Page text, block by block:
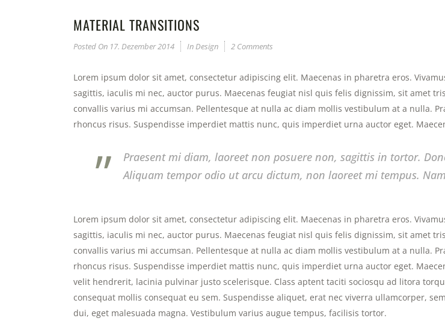
MATERIAL TRANSITIONS
Posted On 17. Dezember 2014 InDesign 2 Comments
Lorem ipsum dolor sit amet, consectetur adipiscing elit. Maecenas in pharetra eros.
sagittis, iaculis mi nec, auctor purus. Maecenas feugiat nisl quis felis dignissim, sit amet
convallis varius mi accumsan. Pellentesque at nulla ac diam mollis vestibulum at a nulla.
rhoncus risus. Suspendisse imperdiet mattis nunc, quis imperdiet urna auctor eget.
”
Praesent mi diam, laoreet non posuere non, sagittis in tortor.
Aliquam tempor odio ut arcu dictum, non laoreet mi tempus.
Lorem ipsum dolor sit amet, consectetur adipiscing elit. Maecenas in pharetra eros.
sagittis, iaculis mi nec, auctor purus. Maecenas feugiat nisl quis felis dignissim, sit amet
convallis varius mi accumsan. Pellentesque at nulla ac diam mollis vestibulum at a nulla.
rhoncus risus. Suspendisse imperdiet mattis nunc, quis imperdiet urna auctor eget.
velit hendrerit, lacinia pulvinar justo scelerisque. Class aptent taciti sociosqu ad litora
consequat mollis consequat eu sem. Suspendisse aliquet, erat nec viverra ullamcorper,
dui, eget malesuada magna. Vestibulum varius augue tempus, facilisis tortor.